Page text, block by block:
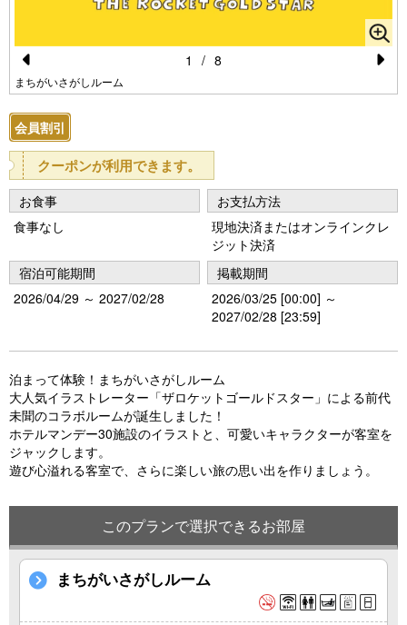
Pr
e
vi
u
s
まちがいさがしルーム
1 / 8
会員割引
クーポンが利用できます。
お食事
食事なし
お支払方法
現地決済またはオンラインクレ
ジット決済
宿泊可能期間
2026/04/29 ～ 2027/02/28
掲載期間
2026/03/25 [00:00] ～
2027/02/28 [23:59]
泊まって体験！まちがいさがしルーム
大人気イラストレーター「ザロケットゴールドスター」による前代
未聞のコラボルームが誕生しました！
ホテルマンデー30施設のイラストと、可愛いキャラクターが客室を
ジャックします。
遊び心溢れる客室で、さらに楽しい旅の思い出を作りましょう。
このプランで選択できるお部屋
まちがいさがしルーム